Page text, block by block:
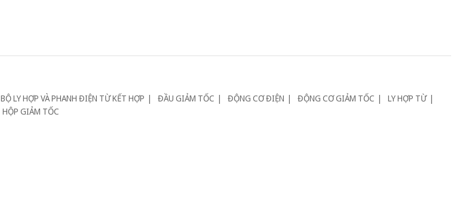
BỘ LY HỢP VÀ PHANH ĐIỆN TỪ KẾT HỢP ĐẦU GIẢM TỐC ĐỘNG CƠ ĐIỆN ĐỘNG CƠ GIẢM TỐC
LY HỢP TỪ
HỘP GIẢM TỐC